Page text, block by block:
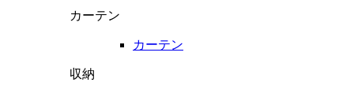
カーテン
カーテン
収納